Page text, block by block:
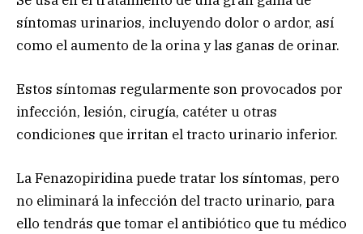
síntomas urinarios, incluyendo dolor o ardor, así
como el aumento de la orina y las ganas de orinar.
Estos síntomas regularmente son provocados por
infección, lesión, cirugía, catéter u otras
condiciones que irritan el tracto urinario inferior.
La Fenazopiridina puede tratar los síntomas, pero
no eliminará la infección del tracto urinario, para
ello tendrás que tomar el antibiótico que tu médico